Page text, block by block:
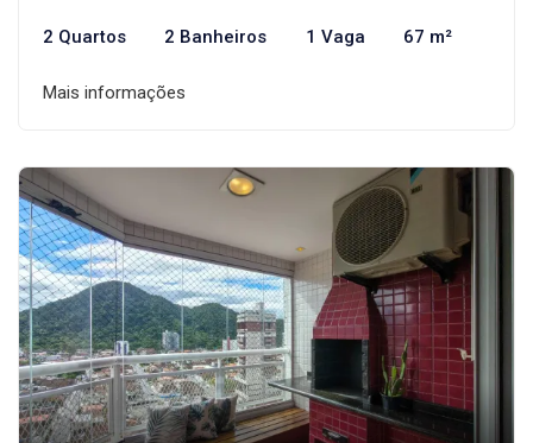
2 Quartos 2 Banheiros 1 Vaga 67 m²
Mais informações